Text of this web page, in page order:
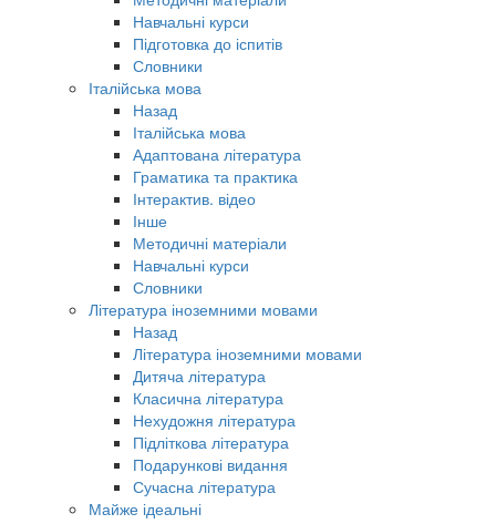
Навчальні курси
Підготовка до іспитів
Словники
Італійська мова
Назад
Італійська мова
Адаптована література
Граматика та практика
Інтерактив. відео
Інше
Методичні матеріали
Навчальні курси
Словники
Література іноземними мовами
Назад
Література іноземними мовами
Дитяча література
Класична література
Нехудожня література
Підліткова література
Подарункові видання
Сучасна література
Майже ідеальні